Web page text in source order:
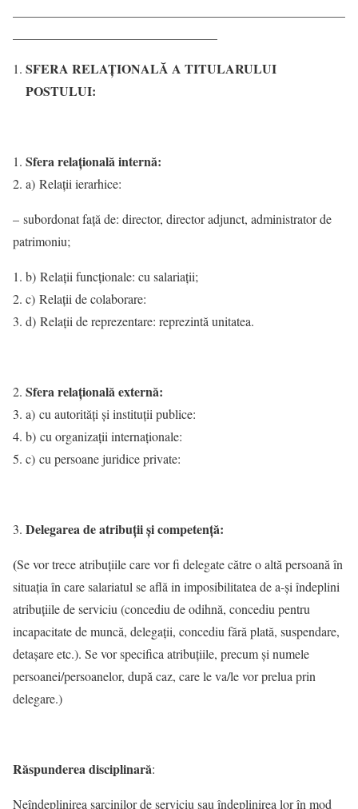
SFERA RELAŢIONALĂ A TITULARULUI
POSTULUI:
Sfera relaţională internă:
a) Relaţii ierarhice:
– subordonat faţă de: director, director adjunct, administrator de
patrimoniu;
b) Relaţii funcţionale: cu salariații;
c) Relaţii de colaborare:
d) Relaţii de reprezentare: reprezintă unitatea.
Sfera relaţională externă:
a) cu autorităţi şi instituţii publice:
b) cu organizaţii internaţionale:
c) cu persoane juridice private:
Delegarea de atribuţii şi competenţă:
(Se vor trece atribuţiile care vor fi delegate către o altă persoană în
situaţia în care salariatul se află in imposibilitatea de a-şi îndeplini
atribuţiile de serviciu (concediu de odihnă, concediu pentru
incapacitate de muncă, delegaţii, concediu fără plată, suspendare,
detaşare etc.). Se vor specifica atribuţiile, precum şi numele
persoanei/persoanelor, după caz, care le va/le vor prelua prin
delegare.)
Răspunderea disciplinară:
Neîndeplinirea sarcinilor de serviciu sau îndeplinirea lor în mod